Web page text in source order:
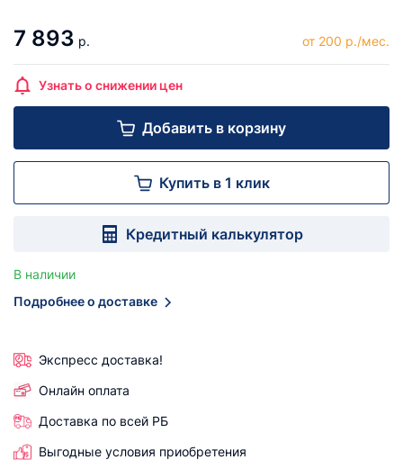
7 893 р. от 200 р./мес.
Узнать о снижении цен
Добавить в корзину
Купить в 1 клик
Кредитный калькулятор
В наличии
Подробнее о доставке
Экспресс доставка!
Онлайн оплата
Доставка по всей РБ
Выгодные условия приобретения